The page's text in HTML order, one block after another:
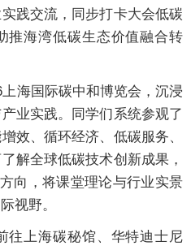
践交流，同步打卡大会低碳
推海湾低碳生态价值融合转
海国际碳中和博览会，沉浸
业实践。同学们系统参观了
效、循环经济、低碳服务、
解全球低碳技术创新成果，
向，将课堂理论与行业实景
视野。
往上海碳秘馆、华特迪士尼